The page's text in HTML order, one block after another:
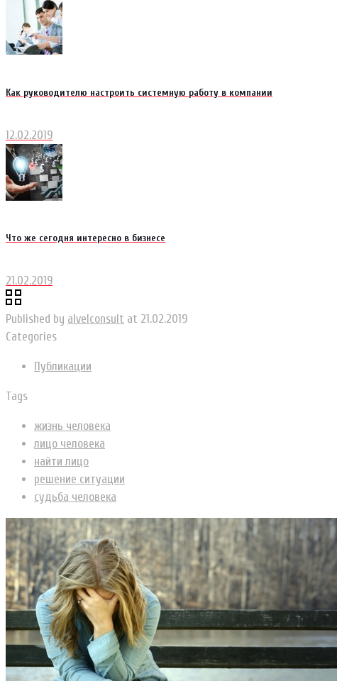
Как руководителю настроить системную работу в компании
12.02.2019
Что же сегодня интересно в бизнесе
21.02.2019
Published by alvelconsult at 21.02.2019
Categories
Публикации
Tags
жизнь человека
лицо человека
найти лицо
решение ситуации
судьба человека